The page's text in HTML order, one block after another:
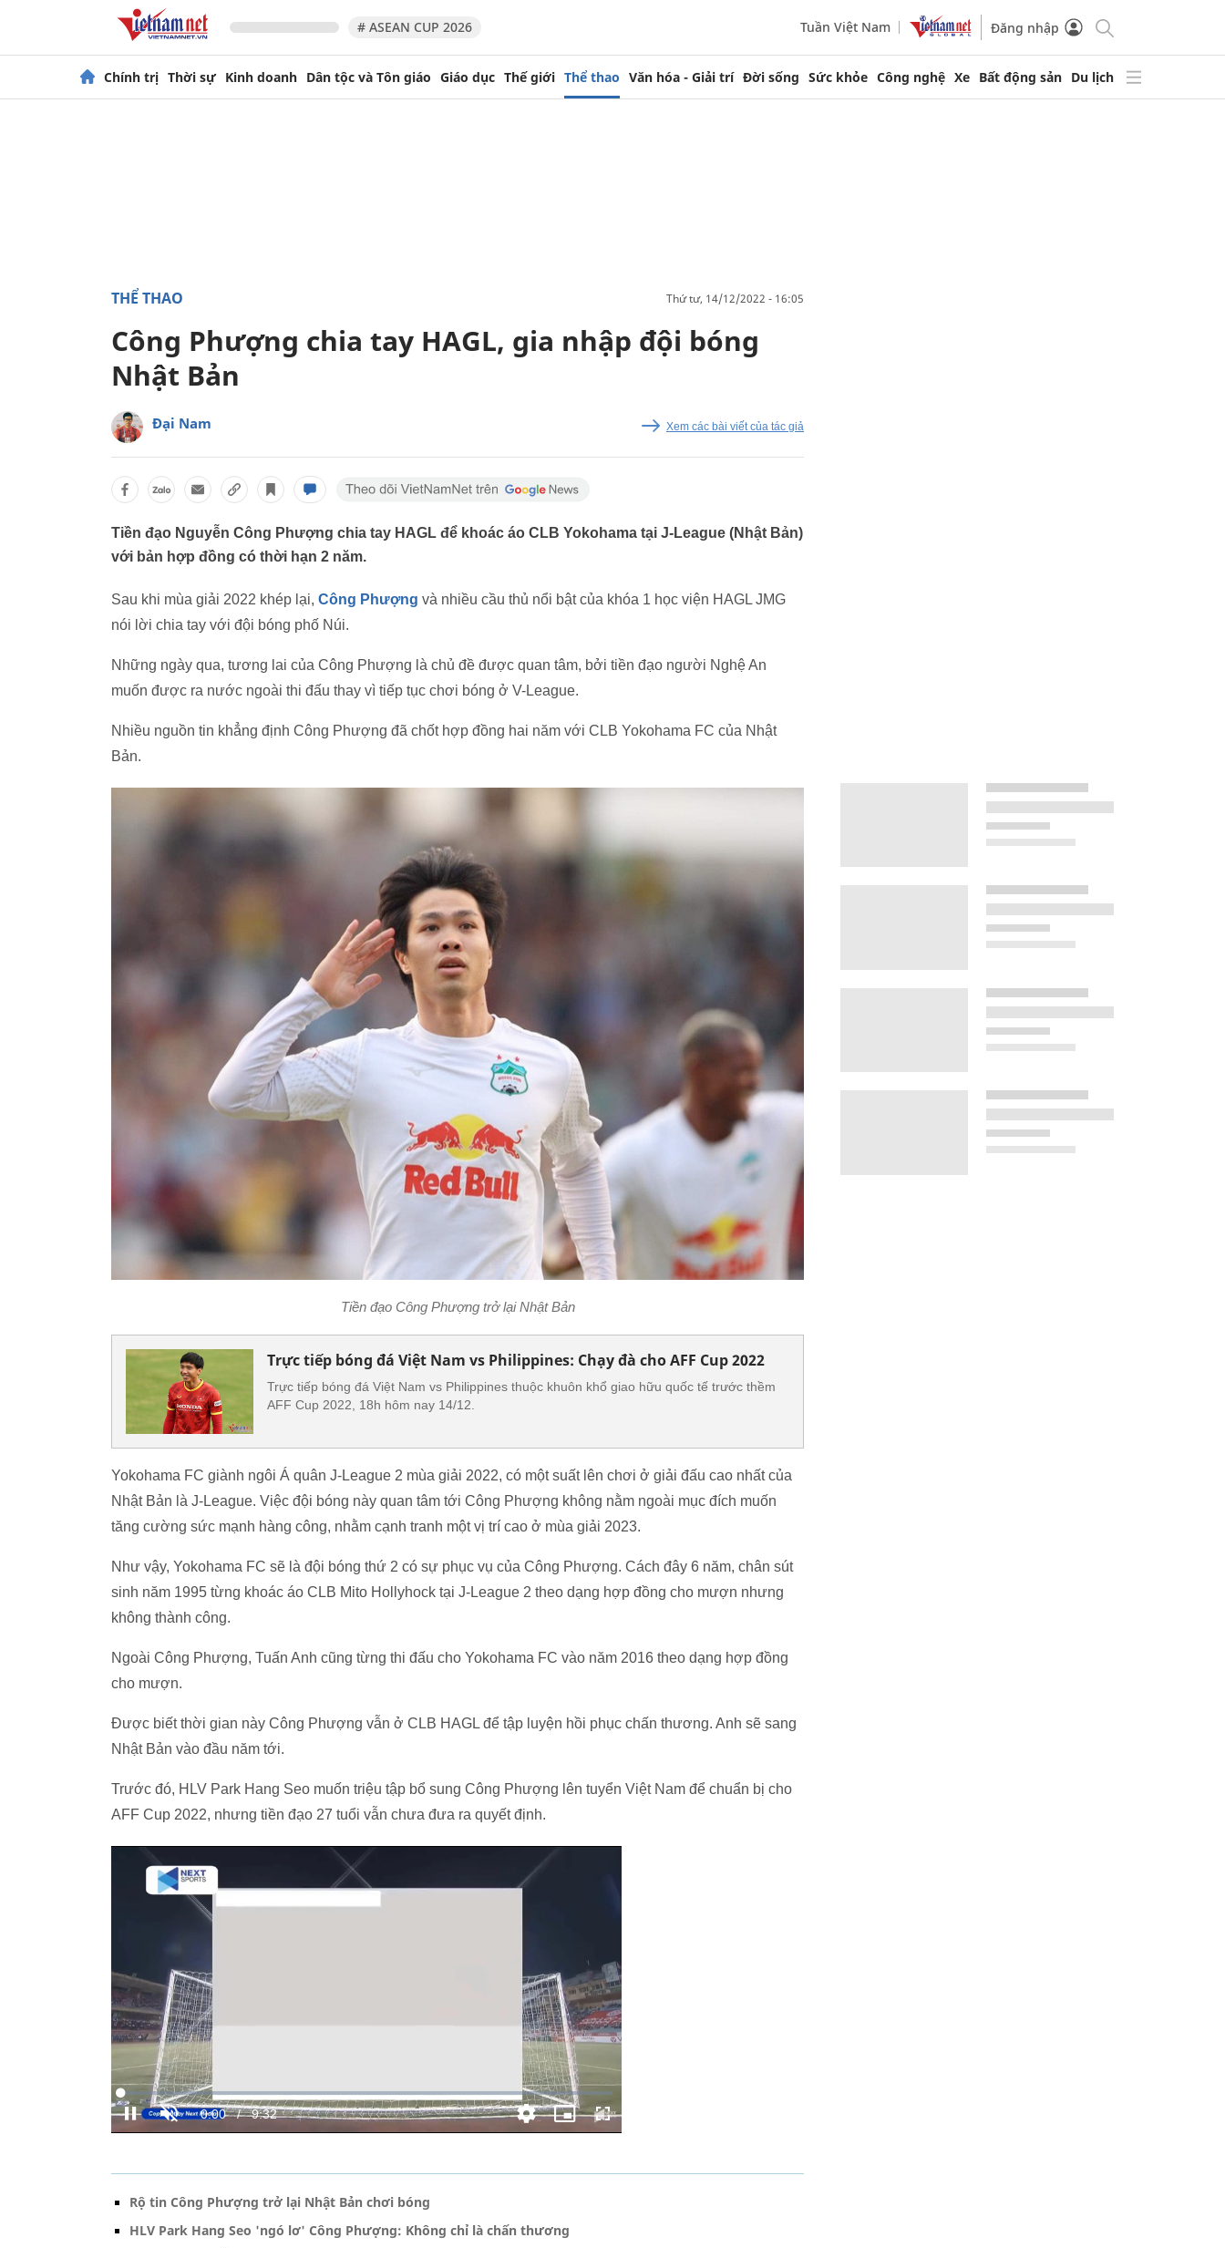
# ASEAN CUP 2026 Tuần Việt Nam Đăng nhập
Chính trị Thời sự Kinh doanh Dân tộc và Tôn giáo Giáo dục Thế giới Thể thao Văn hóa - Giải trí Đời sống Sức khỏe Công nghệ Xe Bất động sản Du lịch
THỂ THAO thứ tư, 14/12/2022 - 16:05
Công Phượng chia tay HAGL, gia nhập đội bóng
Nhật Bản
Đại Nam Xem các bài viết của tác giả
Tiền đạo Nguyễn Công Phượng chia tay HAGL để khoác áo CLB Yokohama tại J-League (Nhật Bản)
với bản hợp đồng có thời hạn 2 năm.
Sau khi mùa giải 2022 khép lại, Công Phượng và nhiều cầu thủ nổi bật của khóa 1 học viện HAGL JMG
nói lời chia tay với đội bóng phố Núi.
Những ngày qua, tương lai của Công Phượng là chủ đề được quan tâm, bởi tiền đạo người Nghệ An
muốn được ra nước ngoài thi đấu thay vì tiếp tục chơi bóng ở V-League.
Nhiều nguồn tin khẳng định Công Phượng đã chốt hợp đồng hai năm với CLB Yokohama FC của Nhật
Bản.
Tiền đạo Công Phượng trở lại Nhật Bản
Trực tiếp bóng đá Việt Nam vs Philippines: Chạy đà cho AFF Cup 2022
Trực tiếp bóng đá Việt Nam vs Philippines thuộc khuôn khổ giao hữu quốc tế trước thềm
AFF Cup 2022, 18h hôm nay 14/12.
Yokohama FC giành ngôi Á quân J-League 2 mùa giải 2022, có một suất lên chơi ở giải đấu cao nhất của
Nhật Bản là J-League. Việc đội bóng này quan tâm tới Công Phượng không nằm ngoài mục đích muốn
tăng cường sức mạnh hàng công, nhằm cạnh tranh một vị trí cao ở mùa giải 2023.
Như vậy, Yokohama FC sẽ là đội bóng thứ 2 có sự phục vụ của Công Phượng. Cách đây 6 năm, chân sút
sinh năm 1995 từng khoác áo CLB Mito Hollyhock tại J-League 2 theo dạng hợp đồng cho mượn nhưng
không thành công.
Ngoài Công Phượng, Tuấn Anh cũng từng thi đấu cho Yokohama FC vào năm 2016 theo dạng hợp đồng
cho mượn.
Được biết thời gian này Công Phượng vẫn ở CLB HAGL để tập luyện hồi phục chấn thương. Anh sẽ sang
Nhật Bản vào đầu năm tới.
Trước đó, HLV Park Hang Seo muốn triệu tập bổ sung Công Phượng lên tuyển Việt Nam để chuẩn bị cho
AFF Cup 2022, nhưng tiền đạo 27 tuổi vẫn chưa đưa ra quyết định.
Rộ tin Công Phượng trở lại Nhật Bản chơi bóng
HLV Park Hang Seo 'ngó lơ' Công Phượng: Không chỉ là chấn thương